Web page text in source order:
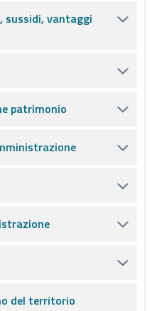
sussidi, vantaggi
patrimonio
del territorio